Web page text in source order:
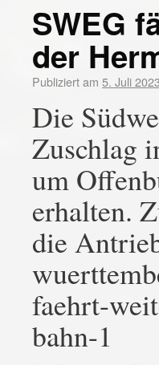
SWEG
der
Publiziert am 5. Juli 2023
Die
Zuschlag
um
erhalten.
die
faehrt-
bahn-1